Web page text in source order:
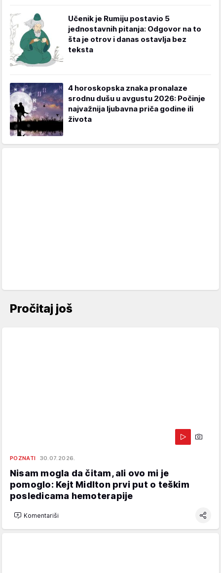
Učenik je Rumiju postavio 5
jednostavnih pitanja: Odgovor na to
šta je otrov i danas ostavlja bez
teksta
4 horoskopska znaka pronalaze
srodnu dušu u avgustu 2026: Počinje
najvažnija ljubavna priča godine ili
života
Pročitaj još
POZNATI 30.07.2026.
Nisam mogla da čitam, ali ovo mi je
pomoglo: Kejt Midlton prvi put o teškim
posledicama hemoterapije
Komentariši